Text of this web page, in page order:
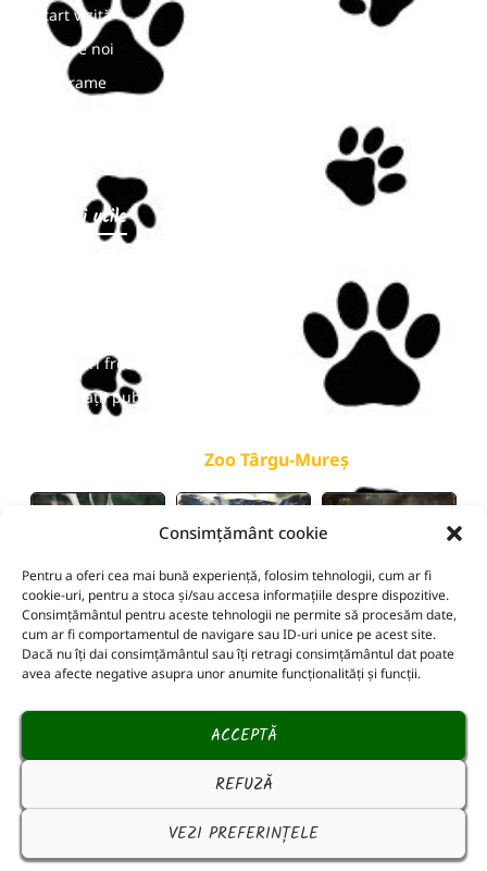
Consimțământ cookie
Pentru a oferi cea mai bună experiență, folosim tehnologii, cum ar fi
cookie-uri, pentru a stoca și/sau accesa informațiile despre dispozitive.
Consimțământul pentru aceste tehnologii ne permite să procesăm date,
cum ar fi comportamentul de navigare sau ID-uri unice pe acest site.
Dacă nu îți dai consimțământul sau îți retragi consimțământul dat poate
avea afecte negative asupra unor anumite funcționalități și funcții.
ACCEPTĂ
REFUZĂ
VEZI PREFERINȚELE
Start vizită
Despre noi
Programe
Linkuri utile
Întrebări frecvente
Informații publice
Zoo Târgu-Mureș
Copyright © Zoo Târgu-Mureș